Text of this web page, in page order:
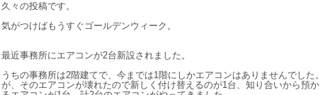
久々の投稿です。
気がつけばもうすぐゴールデンウィーク。
最近事務所にエアコンが2台新設されました。
うちの事務所は2階建てで、今までは1階にしかエアコンはありませんでした。
が、そのエアコンが壊れたので新しく付け替えるのが1台、知り合いから預か